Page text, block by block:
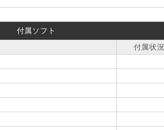
付属ソフト
付属状況